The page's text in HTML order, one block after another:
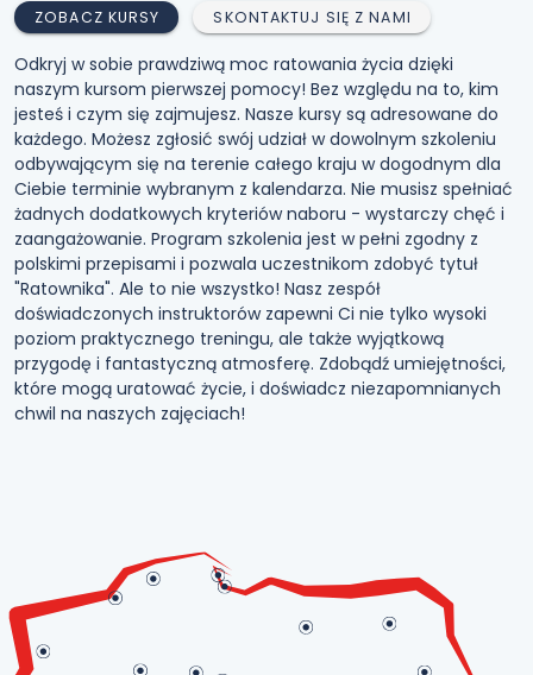
ZOBACZ KURSY SKONTAKTUJ SIĘ Z NAMI
Odkryj w sobie prawdziwą moc ratowania życia dzięki
naszym kursom pierwszej pomocy! Bez względu na to, kim
jesteś i czym się zajmujesz. Nasze kursy są adresowane do
każdego. Możesz zgłosić swój udział w dowolnym szkoleniu
odbywającym się na terenie całego kraju w dogodnym dla
Ciebie terminie wybranym z kalendarza. Nie musisz spełniać
żadnych dodatkowych kryteriów naboru - wystarczy chęć i
zaangażowanie. Program szkolenia jest w pełni zgodny z
polskimi przepisami i pozwala uczestnikom zdobyć tytuł
"Ratownika". Ale to nie wszystko! Nasz zespół
doświadczonych instruktorów zapewni Ci nie tylko wysoki
poziom praktycznego treningu, ale także wyjątkową
przygodę i fantastyczną atmosferę. Zdobądź umiejętności,
które mogą uratować życie, i doświadcz niezapomnianych
chwil na naszych zajęciach!